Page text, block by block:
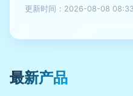
更新时间：2026-08-08
最新产品